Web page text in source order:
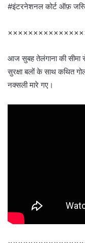
#इंटरनेशनल कोर्ट ऑफ़
आज सुबह तेलंगाना की
सुरक्षा बलों के साथ कथित
नक्सली मारे गए।